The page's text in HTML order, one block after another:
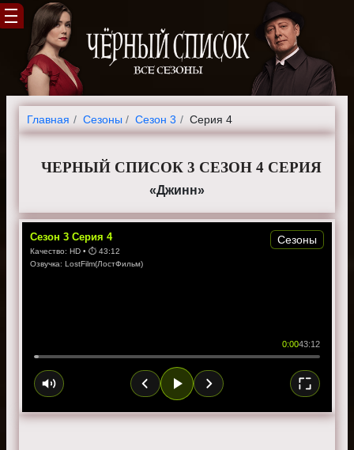
Главная Cезоны Сезон 3 Серия 4
ЧЕРНЫЙ СПИСОК 3 СЕЗОН 4 СЕРИЯ
«Джинн»
Сезон 3 Серия 4
Качество: HD • ⏱ 43:12
Озвучка: LostFilm(ЛостФильм)
0:0043:12
Сезоны